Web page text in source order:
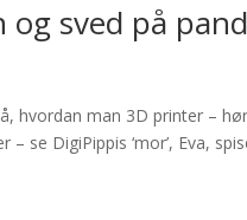
og sved på
hvordan man 3D printer –
DigiPippis ‘mor’, Eva, spise